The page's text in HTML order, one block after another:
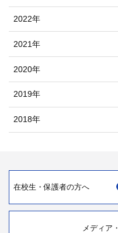
2022年
2021年
2020年
2019年
2018年
在校生・保護者の方へ
メディア・